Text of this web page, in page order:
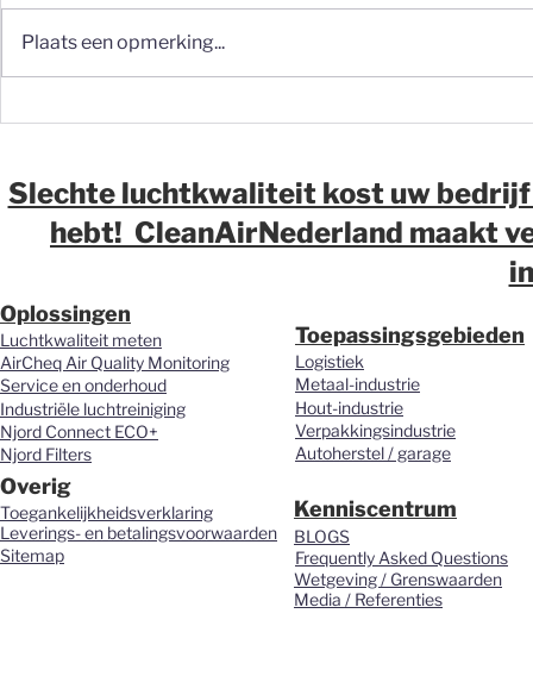
vernieuwd.
Plaats een opmerking...
Slechte luchtkwaliteit kost uw bedrijf
hebt! CleanAirNederland maakt
Oplossingen
Luchtkwaliteit meten
AirCheq Air Quality Monitoring
Service en onderhoud
Industriële luchtreiniging
Njord Connect ECO+
Njord Filters
Overig
Toegankelijkheidsverklaring
Leverings- en betalingsvoorwaarden
Sitemap
Toepassingsgebieden
Logistiek
Metaal-industrie
Hout-industrie
Verpakkingsindustrie
Autoherstel / garage
Kenniscentrum
BLOGS
Frequently Asked Questions
Wetgeving / Grenswaarden
Media / Referenties